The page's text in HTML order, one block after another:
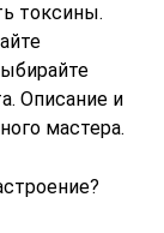
токсины.
Описание и
мастера.